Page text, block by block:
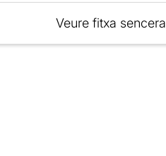
Veure fitxa sencera